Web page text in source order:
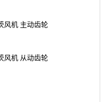
风机 主动齿轮
风机 从动齿轮